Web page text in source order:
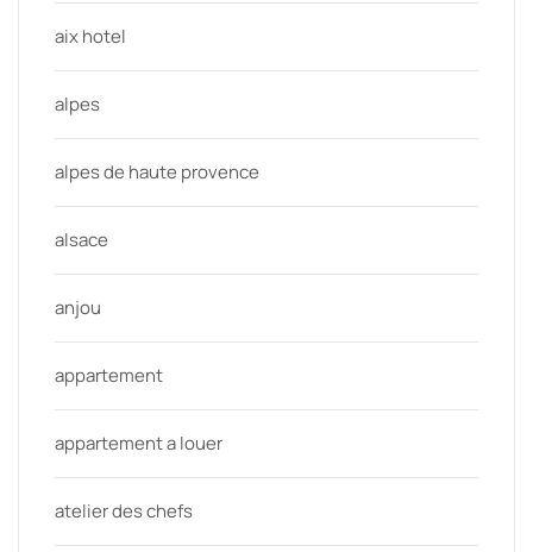
aix hotel
alpes
alpes de haute provence
alsace
anjou
appartement
appartement a louer
atelier des chefs